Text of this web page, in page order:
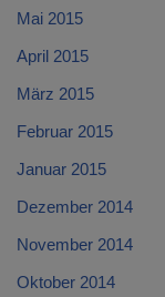
Mai 2015
April 2015
März 2015
Februar 2015
Januar 2015
Dezember 2014
November 2014
Oktober 2014